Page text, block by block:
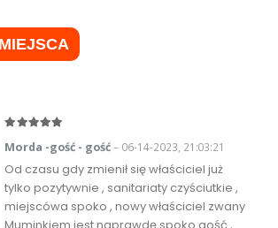
MIEJSCA
Morda -gość - gość– 06-14-2023, 21:03:21
Od czasu gdy zmienił się właściciel już
tylko pozytywnie , sanitariaty czyściutkie ,
miejscówa spoko , nowy właściciel zwany